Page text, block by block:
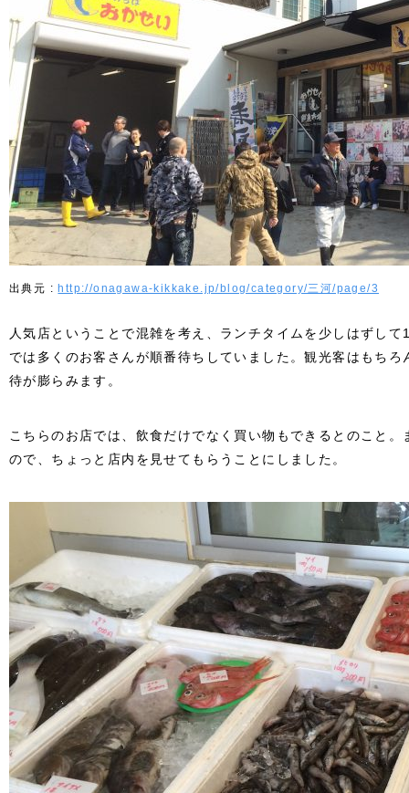
http://onagawa-kikkake.jp/blog/category/三河/page/3
人気店ということで混雑を考え、ランチタイムを少しはずし
では多くのお客さんが順番待ちしていました。観光客はもち
待が膨らみます。
こちらのお店では、飲食だけでなく買い物もできるとのこと
ので、ちょっと店内を見せてもらうことにしました。